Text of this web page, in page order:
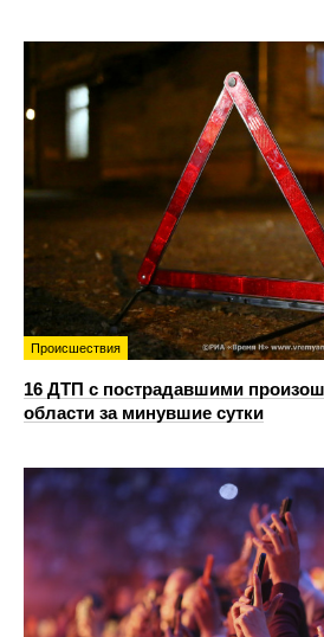
Происшествия
16 ДТП с пострадавшими
области за минувшие сутки